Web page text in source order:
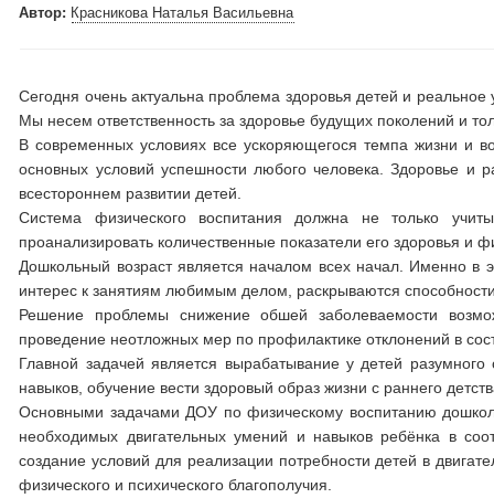
Автор: Красникова Наталья Васильевна
Сегодня очень актуальна проблема здоровья детей и реальное
Мы несем ответственность за здоровье будущих поколений и
В современных условиях все ускоряющегося темпа жизни и
основных условий успешности любого человека. Здоровье и
всестороннем развитии детей.
Система физического воспитания должна не только
проанализировать количественные показатели его здоровья и
Дошкольный возраст является началом всех начал. Именно в
интерес к занятиям любимым делом, раскрываются
Решение проблемы снижение обшей заболеваемости
проведение неотложных мер по профилактике отклонений в
Главной задачей является вырабатывание у детей
навыков, обучение вести здоровый образ жизни с раннего
Основными задачами ДОУ по физическому воспитанию
необходимых двигательных умений и навыков ребёнка в
создание условий для реализации потребности детей в
физического и психического благополучия.